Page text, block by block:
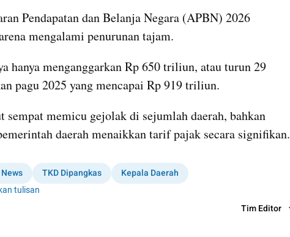
Pendapatan dan Belanja Negara (APBN) 2026
mengalami penurunan tajam.
hanya menganggarkan Rp 650 triliun, atau turun 29
pagu 2025 yang mencapai Rp 919 triliun.
sempat memicu gejolak di sejumlah daerah, bahkan
daerah menaikkan tarif pajak secara signifikan.
News TKD Dipangkas
Kepala Daerah
tulisan
Tim Editor